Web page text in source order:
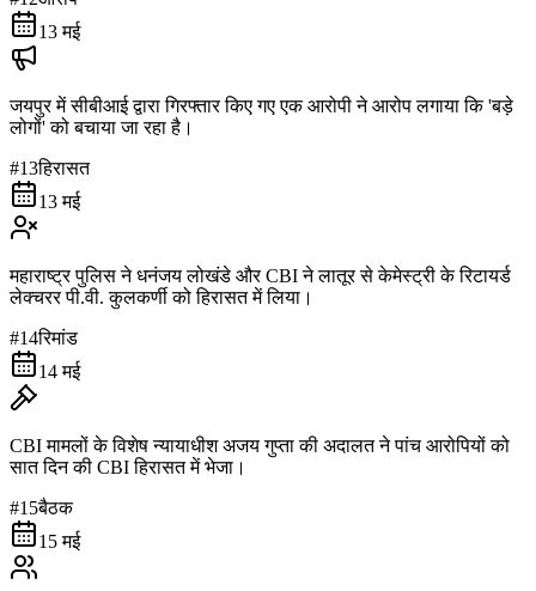
13 मई
जयपुर में सीबीआई द्वारा गिरफ्तार किए गए एक आरोपी ने आरोप लगाया कि 'बड़े
लोगों' को बचाया जा रहा है।
#13हिरासत
13 मई
महाराष्ट्र पुलिस ने धनंजय लोखंडे और CBI ने लातूर से केमेस्ट्री के रिटायर्ड
लेक्चरर पी.वी. कुलकर्णी को हिरासत में लिया।
#14रिमांड
14 मई
CBI मामलों के विशेष न्यायाधीश अजय गुप्ता की अदालत ने पांच आरोपियों को
सात दिन की CBI हिरासत में भेजा।
#15बैठक
15 मई